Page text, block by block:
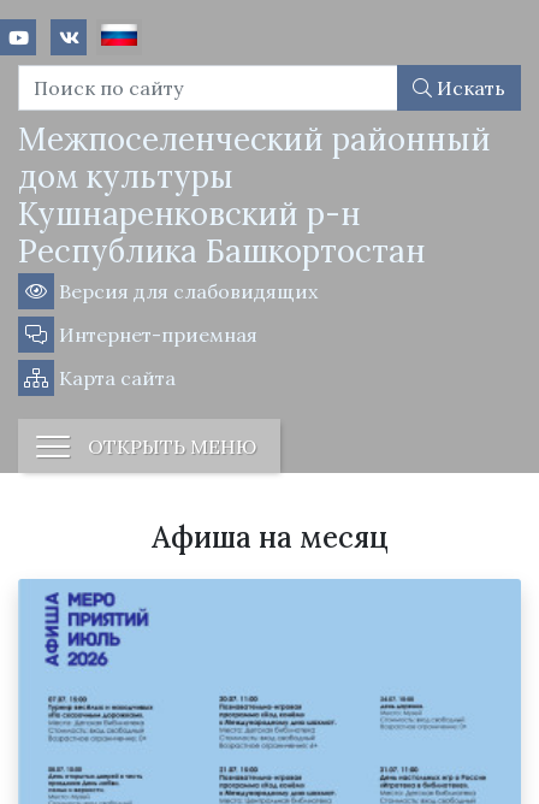
Искать
Межпоселенческий районный
дом культуры
Кушнаренковский р-н
Республика Башкортостан
Версия для слабовидящих
Интернет-приемная
Карта сайта
ОТКРЫТЬ МЕНЮ
Афиша на месяц